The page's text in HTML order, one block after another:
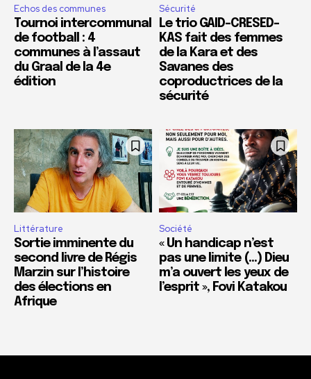
Echos des communes
Tournoi intercommunal
de football : 4
communes à l’assaut
du Graal de la 4e
édition
Sécurité
Le trio GAID-CRESED-
KAS fait des femmes
de la Kara et des
Savanes des
coproductrices de la
sécurité
Littérature
Sortie imminente du
second livre de Régis
Marzin sur l’histoire
des élections en
Afrique
Société
« Un handicap n’est
pas une limite (…) Dieu
m’a ouvert les yeux de
l’esprit », Fovi Katakou